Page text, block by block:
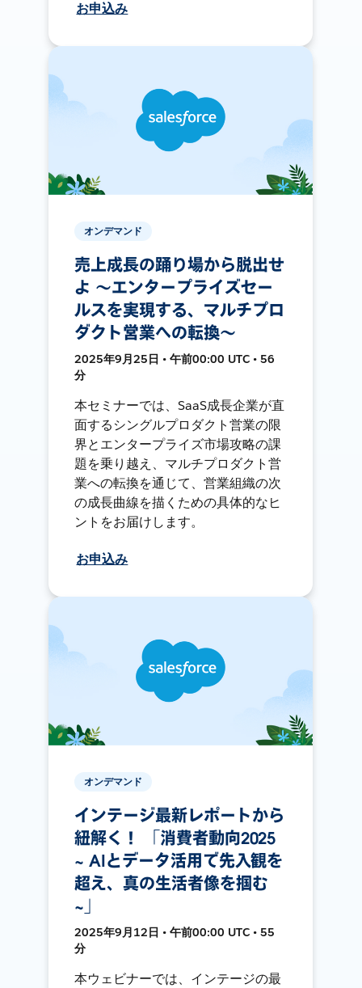
お申込み
オンデマンド
売上成長の踊り場から脱出せ
よ 〜エンタープライズセー
ルスを実現する、マルチプロ
ダクト営業への転換〜
2025年9月25日 • 午前00:00 UTC • 56
分
本セミナーでは、SaaS成長企業が直
面するシングルプロダクト営業の限
界とエンタープライズ市場攻略の課
題を乗り越え、マルチプロダクト営
業への転換を通じて、営業組織の次
の成長曲線を描くための具体的なヒ
ントをお届けします。
お申込み
オンデマンド
インテージ最新レポートから
紐解く！ 「消費者動向2025
~ AIとデータ活用で先入観を
超え、真の生活者像を掴む
~」
2025年9月12日 • 午前00:00 UTC • 55
分
本ウェビナーでは、インテージの最